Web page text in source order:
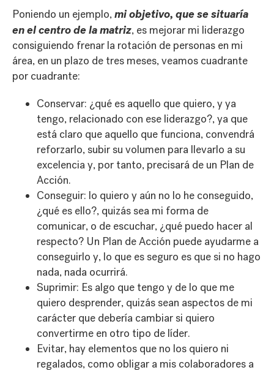
Poniendo un ejemplo,mi objetivo, que se situaría
en el centro de la matriz, es mejorar mi liderazgo
consiguiendo frenar la rotación de personas en mi
área, en un plazo de tres meses, veamos cuadrante
por cuadrante:
Conservar: ¿qué es aquello que quiero, y ya
tengo, relacionado con ese liderazgo?, ya que
está claro que aquello que funciona, convendrá
reforzarlo, subir su volumen para llevarlo a su
excelencia y, por tanto, precisará de un Plan de
Acción.
Conseguir: lo quiero y aún no lo he conseguido,
¿qué es ello?, quizás sea mi forma de
comunicar, o de escuchar, ¿qué puedo hacer al
respecto? Un Plan de Acción puede ayudarme a
conseguirlo y, lo que es seguro es que si no hago
nada, nada ocurrirá.
Suprimir: Es algo que tengo y de lo que me
quiero desprender, quizás sean aspectos de mi
carácter que debería cambiar si quiero
convertirme en otro tipo de líder.
Evitar, hay elementos que no los quiero ni
regalados, como obligar a mis colaboradores a